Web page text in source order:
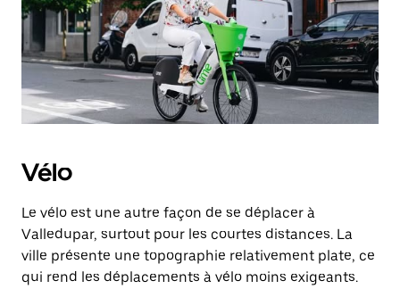
Vélo
Le vélo est une autre façon de se déplacer à
Valledupar, surtout pour les courtes distances. La
ville présente une topographie relativement plate, ce
qui rend les déplacements à vélo moins exigeants.